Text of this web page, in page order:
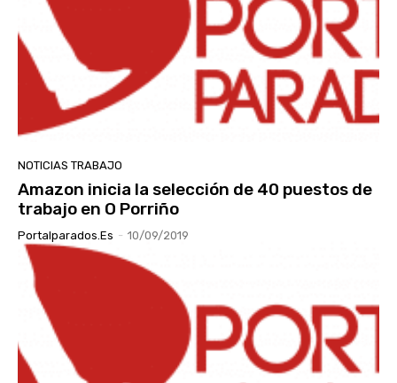
NOTICIAS TRABAJO
Amazon inicia la selección de 40 puestos de
trabajo en O Porriño
Portalparados.es - 10/09/2019